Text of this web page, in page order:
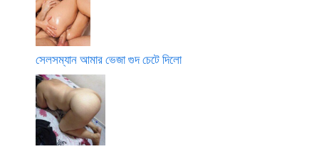
সেলসম্যান আমার ভেজা গুদ চেটে দিলো